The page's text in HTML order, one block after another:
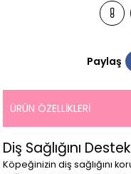
Paylaş
ÜRÜN ÖZELLIKLERI
Diş Sağlığını
Köpeğinizin diş sağlığını